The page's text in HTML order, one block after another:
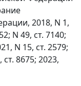
2018, N 1,
N 49, ст. 7140;
N 15, ст. 2579;
ст. 8675; 2023,